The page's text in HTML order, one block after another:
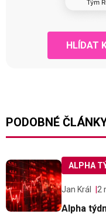
HLÍDAT
PODOBNÉ
ALPHA
Jan Král 2
Alpha